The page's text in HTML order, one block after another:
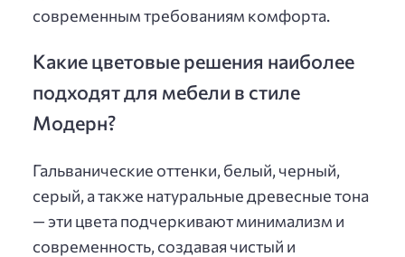
современным требованиям комфорта.
Какие цветовые решения наиболее
подходят для мебели в стиле
Модерн?
Гальванические оттенки, белый, черный,
серый, а также натуральные древесные тона
— эти цвета подчеркивают минимализм и
современность, создавая чистый и